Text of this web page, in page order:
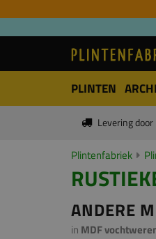
PLINTEN
Levering door
Plintenfabriek
ANDERE
in MDF